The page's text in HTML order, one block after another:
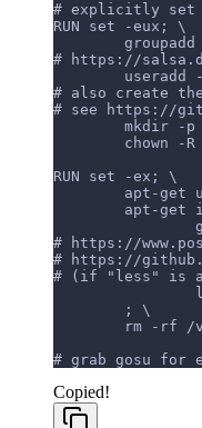
# explicitly set
RUN set -eux; \
# https://
useradd
# also create
# see https://
mkdir -
chown -
RUN set -ex; \
apt-get
apt-get
# https://
# https://
# (if "less" is
	; \
rm -rf
# grab gosu for
Copied!